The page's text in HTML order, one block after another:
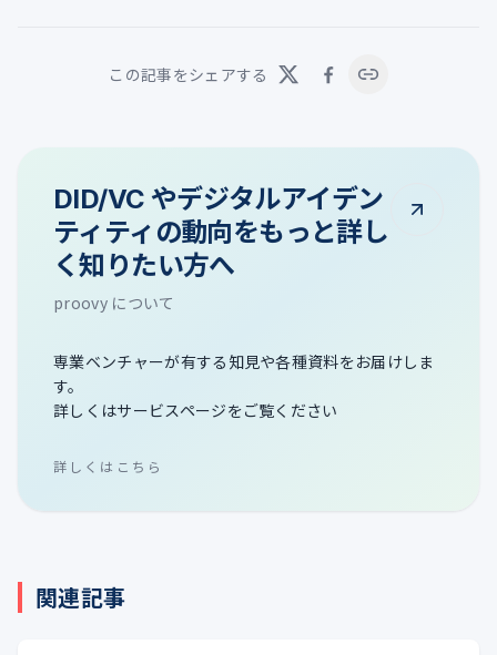
この記事をシェアする
DID/VC やデジタルアイデン
ティティの動向をもっと詳し
く知りたい方へ
proovy について
専業ベンチャーが有する知見や各種資料をお届けしま
す。
詳しくはサービスページをご覧ください
詳しくはこちら
関連記事